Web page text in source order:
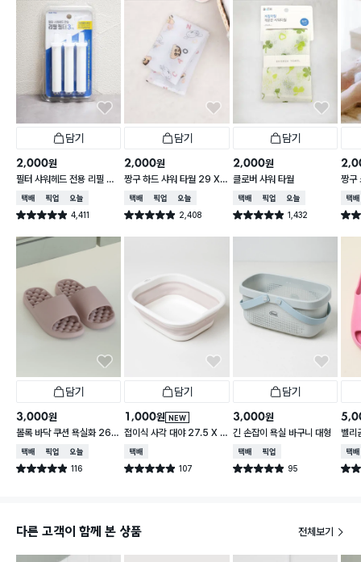
담기
2,000원
필터 샤워헤드 전용 리필 필
터 3개입
택배배송매장픽업오늘배송
별점 4.9점 4,411
건 작성
담기
2,000원
짱구 하드 샤워 타월 29 X
95 cm
택배배송매장픽업오늘배송
별점 4.9점 2,408
건 작성
담기
2,000원
클로버 샤워 타월
택배배송매장픽업오늘배송
별점 4.9점 1,432
건 작성
짱구
X
택배
별점
담기
3,000원
볼록 바닥 쿠션 욕실화 260
~280 mm
택배배송매장픽업오늘배송
별점 4.9점 116
건 작성
담기
NEW
1,000원
접이식 사각 대야 27.5 X 2
3 cm
택배배송
별점 4.9점 107
건 작성
담기
3,000원
긴 손잡이 욕실 바구니 대형
택배배송매장픽업
별점 4.9점 95
건 작성
벨리
택배
별점
다른 고객이 함께 본 상품 전체보기